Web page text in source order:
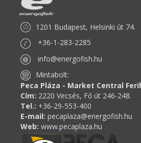
1201 Budapest, Helsinki út 74.
+36-1-283-2285
info@energofish.hu
Mintabolt:
Peca Pláza - Market Central
Cím: 2220 Vecsés, Fő út 246-248.
Tel.: +36-29-553-400
E-mail: pecaplaza@energofish.hu
Web: www.pecaplaza.hu